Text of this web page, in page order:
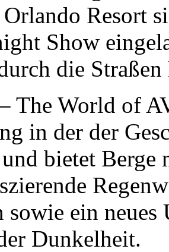
Resort
Show
die
The World of
in der der
bietet Berge
ein neues
Dunkelheit.